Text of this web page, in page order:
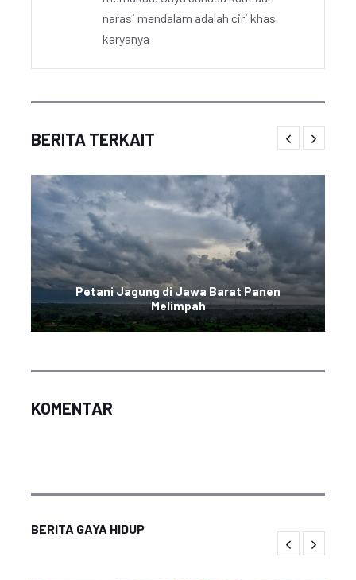
narasi mendalam adalah ciri khas
karyanya
BERITA TERKAIT
Petani Jagung di Jawa Barat Panen
Melimpah
KOMENTAR
BERITA GAYA HIDUP